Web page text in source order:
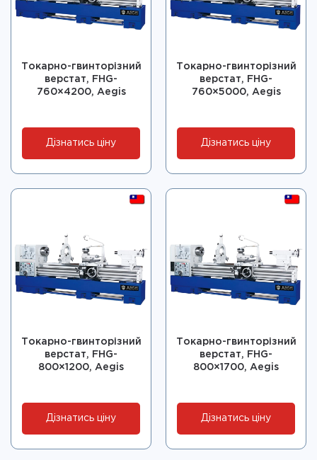
Токарно-гвинторізний
верстат, FHG-
760×4200, Aegis
Дізнатись ціну
Токарно-гвинторізний
верстат, FHG-
760×5000, Aegis
Дізнатись ціну
Токарно-гвинторізний
верстат, FHG-
800×1200, Aegis
Дізнатись ціну
Токарно-гвинторізний
верстат, FHG-
800×1700, Aegis
Дізнатись ціну